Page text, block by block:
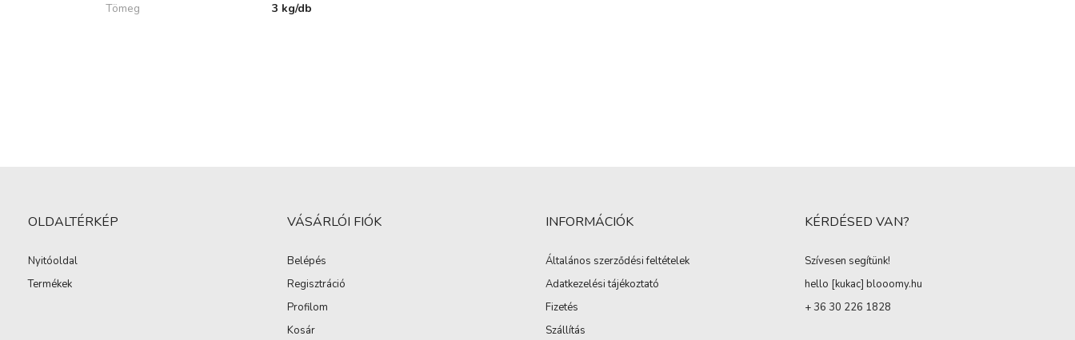
Tömeg
3 kg/db
OLDALTÉRKÉP
Nyitóoldal
Termékek
VÁSÁRLÓI FIÓK
Belépés
Regisztráció
Profilom
Kosár
INFORMÁCIÓK
Általános szerződési feltételek
Adatkezelési tájékoztató
Fizetés
Szállítás
KÉRDÉSED VAN?
Szívesen segítünk!
hello [kukac] blooomy.hu
+ 36 30 226 1828